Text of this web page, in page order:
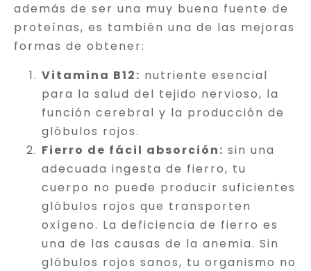
además de ser una muy buena fuente de
proteínas, es también una de las mejoras
formas de obtener:
Vitamina B12: nutriente esencial
para la salud del tejido nervioso, la
función cerebral y la producción de
glóbulos rojos.
Fierro de fácil absorción: sin una
adecuada ingesta de fierro, tu
cuerpo no puede producir suficientes
glóbulos rojos que transporten
oxígeno. La deficiencia de fierro es
una de las causas de la anemia. Sin
glóbulos rojos sanos, tu organismo no